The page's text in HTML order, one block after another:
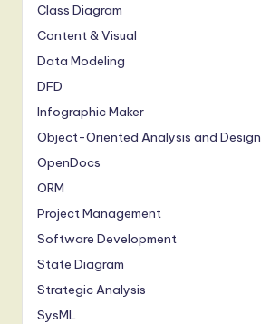
Class Diagram
Content & Visual
Data Modeling
DFD
Infographic Maker
Object-Oriented Analysis and Design
OpenDocs
ORM
Project Management
Software Development
State Diagram
Strategic Analysis
SysML